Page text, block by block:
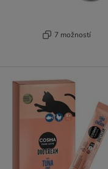
7 možností